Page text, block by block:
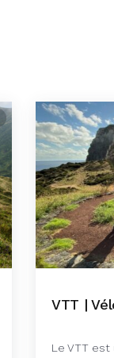
VTT |
Le VTT